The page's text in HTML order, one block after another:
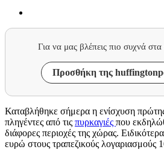
Για να μας βλέπεις πιο συχνά
Προσθήκη της
Καταβλήθηκε σήμερα η ενίσχυση
πληγέντες από τις πυρκαγιές που
διάφορες περιοχές της χώρας.
ευρώ στους τραπεζικούς λογαριασμούς